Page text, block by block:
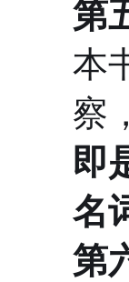
第
本
察
即
名
第